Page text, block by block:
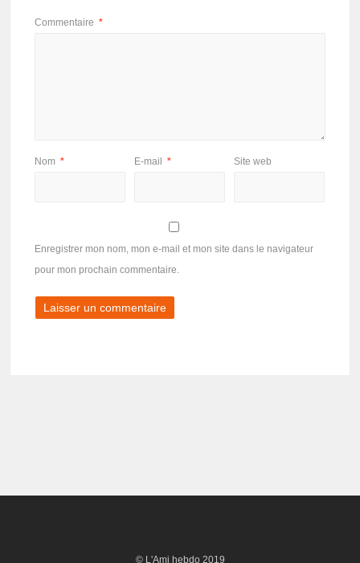
Commentaire *
Nom * E-mail * Site web
Enregistrer mon nom, mon e-mail et mon site dans le navigateur
pour mon prochain commentaire.
© L'Ami hebdo 2019